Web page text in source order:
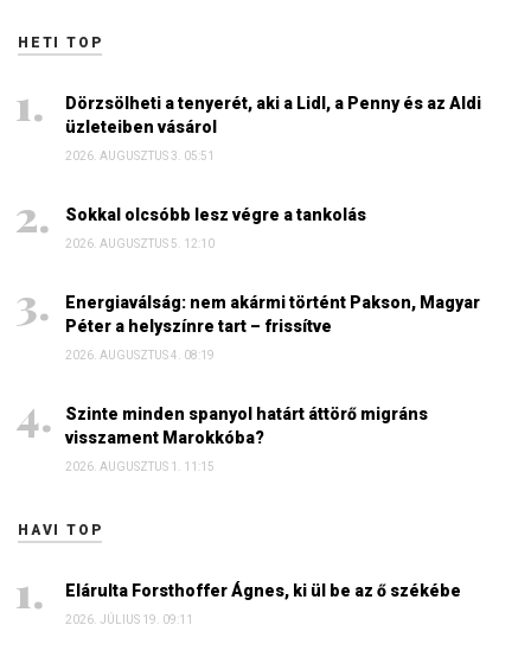
HETI TOP
Dörzsölheti a tenyerét, aki a Lidl, a Penny és az Aldi
üzleteiben vásárol
2026. AUGUSZTUS 3. 05:51
Sokkal olcsóbb lesz végre a tankolás
2026. AUGUSZTUS 5. 12:10
Energiaválság: nem akármi történt Pakson, Magyar
Péter a helyszínre tart – frissítve
2026. AUGUSZTUS 4. 08:19
Szinte minden spanyol határt áttörő migráns
visszament Marokkóba?
2026. AUGUSZTUS 1. 11:15
HAVI TOP
Elárulta Forsthoffer Ágnes, ki ül be az ő székébe
2026. JÚLIUS 19. 09:11